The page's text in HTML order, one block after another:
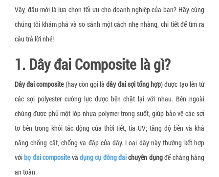
Dây đai nhựa PET
Dây đai nhựa PP
Dây chun quấn pallet
Dây chằng hàng khóa cam
Dây cáp vải tròn
Dây đai thép
Bọ kẹp dây đai composite
Túi khí chèn hàng container
Túi khí chèn lót thùng carton
Túi đệm khí chống va đập hàng hóa
Dầu chống gỉ
Viên nén chống gỉ sét
Bộ khuếch tán chống gỉ (VCI Emitter)
Lọ hút ẩm silica gel canister
Gói hút ẩm silica gel chỉ thị màu
Túi chống ẩm Container
Gói hút ẩm Nano
Gói bột chống ẩm 300%
Màng chống mốc PE sheet
Miếng chống mốc công nghệ sinh học
Miếng chống nấm mốc LDPE
Miếng chỉ thị độ ẩm
Giấy chống ẩm
Màng chít, màng PE
Túi xốp PE foam
Phụ liệu đóng gói sản phẩm may mặc
Khay nhựa định hình
Decal Void Open
Băng dính bảo vệ bề mặt
Băng dính công nghiệp
Túi nhôm chống tĩnh điện ESD
Túi bóng khí ESD
Băng dính chống tĩnh điện ESD
Máy thổi túi khí chèn thùng carton
Thiết bị đóng đai
Máy in
Máy cắt băng keo
Máy quấn màng pallet
Máy tạo giấy chèn hàng
Thiết bị đóng gói khác
Thiết bị vật tư xếp dỡ, nâng hạ
Xe nâng tay thấp 3 tấn càng hẹp
Xe nâng tay thấp 3 tấn càng rộng
Xe nâng mặt bàn 350 kg
Xe nâng mặt bàn 500 kg
Xe nâng mặt bàn 800 kg
Xe đẩy hàng 1 tầng sàn nhựa
Vậy, đâu mới là lựa chọn tối ưu cho doanh nghiệp của bạn? Hãy cùng
chúng tôi khám phá và so sánh một cách nhẹ nhàng, chi tiết để tìm ra
câu trả lời nhé!
1. Dây đai Composite là gì?
Dây đai composite(hay còn gọi làdây đai sợi tổng hợp) được tạo lên từ
các sợi polyester cường lực được bện chặt lại với nhau. Bên ngoài
chúng được phủ một lớp nhựa polymer trong suốt, giúp bảo vệ các sợi
tơ bên trong khỏi tác động của thời tiết, tia UV; tăng độ bền và khả
năng chống cắt, chống va đập của dây. Loại dây này thường kết hợp
vớibọ đai composite và dụng cụ đóng đaichuyên dụngđể chằng hàng
an toàn.